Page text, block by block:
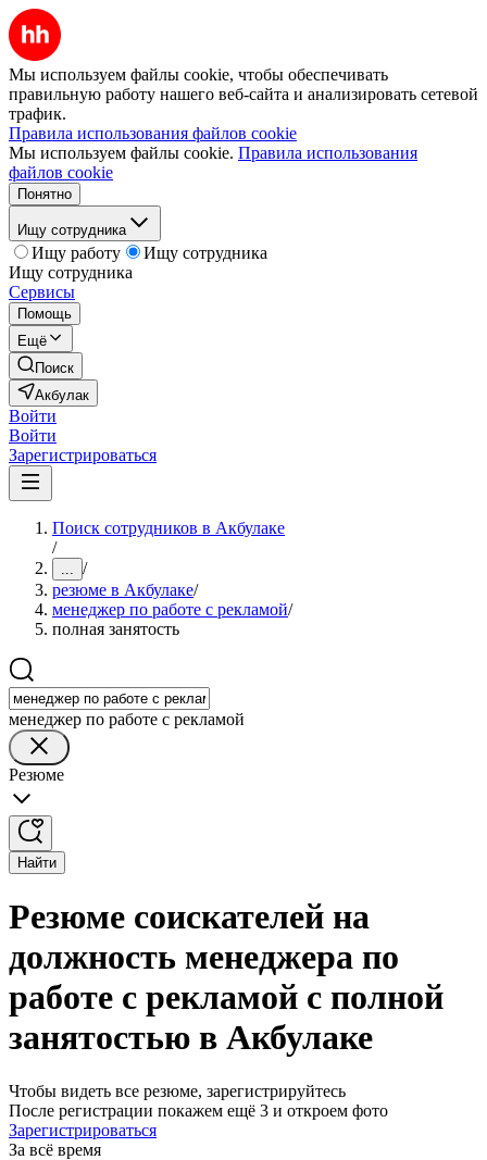
Мы используем файлы cookie, чтобы обеспечивать
правильную работу нашего веб-сайта и анализировать сетевой
трафик.
Правила использования файлов cookie
Мы используем файлы cookie. Правила использования
файлов cookie
Понятно
Ищу сотрудника
Ищу работу
Ищу сотрудника
Ищу сотрудника
Сервисы
Помощь
Ещё
Поиск
Акбулак
Войти
Войти
Зарегистрироваться
Поиск сотрудников в Акбулаке
/
... /
резюме в Акбулаке/
менеджер по работе с рекламой/
полная занятость
менеджер по работе с рекламой
Резюме
Найти
Резюме соискателей на
должность менеджера по
работе с рекламой с полной
занятостью в Акбулаке
Чтобы видеть все резюме, зарегистрируйтесь
После регистрации покажем ещё 3 и откроем фото
Зарегистрироваться
За всё время